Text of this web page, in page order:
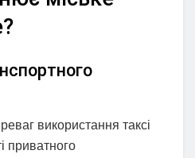
використання таксі
приватного